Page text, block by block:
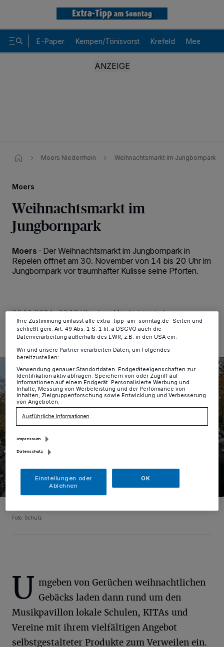
E-Paper Kempen/Tönisvorst Krefeld Meerbusch
Moers Niederrhein Weihnachtsmarkt im Jungbornpark
Moers
Weihnachtsmarkt im
Jungbornpark
Moers · Der Weihnachtsmarkt im Jungbornpark in
Repelen öffnet am 30. November von 14 bis 20 Uhr im
Jungbornpark vor traumhafter Kulisse seine Pforten.
22.11.2024 , 10:10 Uhr Eine Minute Lesezeit
Foto: Schulz
U mgeben von Gerüchen weihnachtlichen
Gebäcks laden dann rund um den
Musikpavillon lokale Schulen, KITAs und
Vereine mit ihrem vielfältigen Angebot
selbstgestalteter Produkte zum Verweilen ein.
Wir und unsere
-Partner speichern und greifen auf
personenbezogene Daten wie Browserdaten oder eindeutige
verarbeiten Daten, um Ihnen Dienste bereitzustellen“ aufgeführten
Zwecke. Wenn Tracker deaktiviert sind, sind manche Inhalte und
Anzeigen möglicherweise nicht mehr so relevant für Sie. Sie können
dieses Menü jederzeit wieder aufrufen, um Ihre Einstellungen zu
Ihre Zustimmung umfasst alle extra-tipp-am-sonntag.de-Seiten und
schließt gem. Art. 49 Abs. 1 S. 1 lit. a DSGVO auch die
Datenverarbeitung außerhalb des EWR, z.B. in den USA ein.
Wir und unsere Partner verarbeiten Daten, um Folgendes
bereitzustellen:
Verwendung genauer Standortdaten. Endgeräteeigenschaften zur
Identifikation aktiv abfragen. Speichern von oder Zugriff auf
Informationen auf einem Endgerät. Personalisierte Werbung und
Inhalte, Messung von Werbeleistung und der Performance von
Inhalten, Zielgruppenforschung sowie Entwicklung und Verbesserung
von Angeboten.
Ausführliche Informationen
Impressum
Datenschutz
Einstellungen oder
Ablehnen
OK